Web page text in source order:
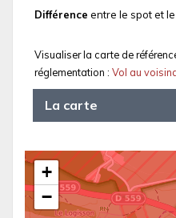
Différence entre le spot et
Visualiser la carte de
réglementation : Vol au
La carte